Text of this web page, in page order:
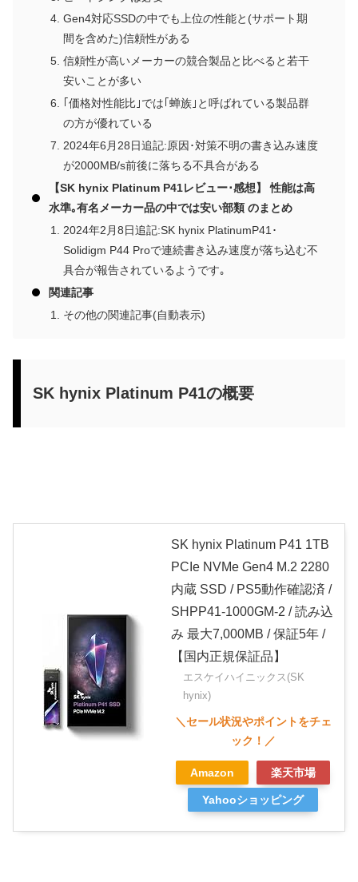
Gen4対応SSDの中でも上位の性能と(サポート期
間を含めた)信頼性がある
信頼性が高いメーカーの競合製品と比べると若干
安いことが多い
｢価格対性能比｣では｢蝉族｣と呼ばれている製品群
の方が優れている
2024年6月28日追記:原因･対策不明の書き込み速度
が2000MB/s前後に落ちる不具合がある
【SK hynix Platinum P41レビュー･感想】 性能は高
水準｡有名メーカー品の中では安い部類 のまとめ
2024年2月8日追記:SK hynix PlatinumP41･
Solidigm P44 Proで連続書き込み速度が落ち込む不
具合が報告されているようです｡
関連記事
その他の関連記事(自動表示)
SK hynix Platinum P41の概要
SK hynix Platinum P41 1TB
PCIe NVMe Gen4 M.2 2280
内蔵 SSD / PS5動作確認済 /
SHPP41-1000GM-2 / 読み込
み 最大7,000MB / 保証5年 /
【国内正規保証品】
エスケイハイニックス(SK
hynix)
Amazon 楽天市場
Yahooショッピング